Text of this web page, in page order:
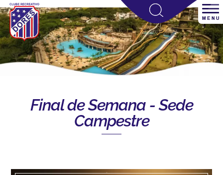
Final de Semana - Sede
Campestre